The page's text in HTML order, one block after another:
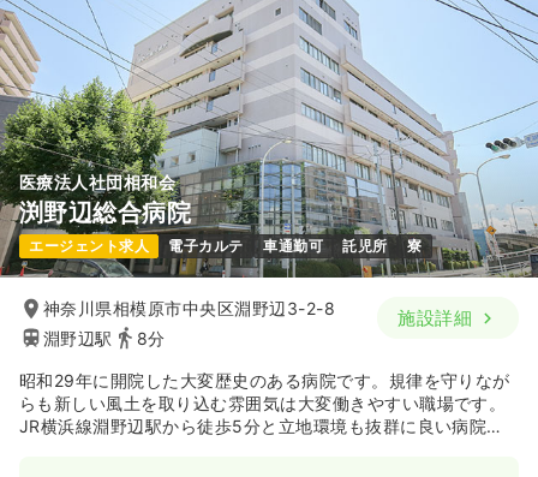
医療法人社団相和会
渕野辺総合病院
エージェント求人 電子カルテ 車通勤可 託児所 寮
神奈川県相模原市中央区淵野辺3-2-8
淵野辺駅
8分
施設詳細
昭和29年に開院した大変歴史のある病院です。規律を守りなが
らも新しい風土を取り込む雰囲気は大変働きやすい職場です。
JR横浜線淵野辺駅から徒歩5分と立地環境も抜群に良い病院で